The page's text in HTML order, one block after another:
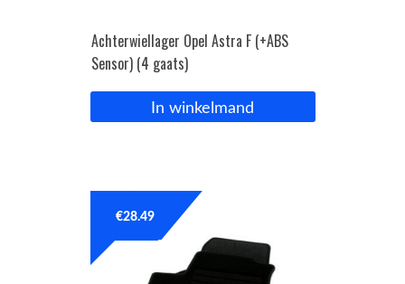
Achterwiellager Opel Astra F (+ABS
Sensor) (4 gaats)
In winkelmand
€28.49